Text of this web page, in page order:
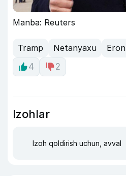
Manba: Reuters
Tramp Netanyaxu
Eron
4
2
Izohlar
Izoh qoldirish uchun, avval